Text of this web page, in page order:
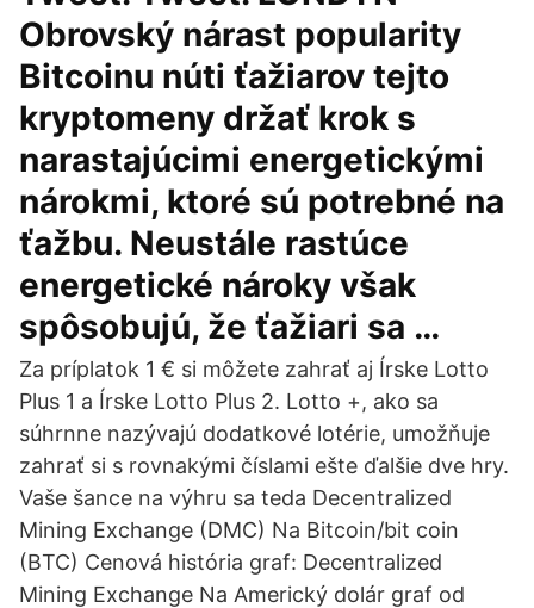
Obrovský nárast popularity
Bitcoinu núti ťažiarov tejto
kryptomeny držať krok s
narastajúcimi energetickými
nárokmi, ktoré sú potrebné na
ťažbu. Neustále rastúce
energetické nároky však
spôsobujú, že ťažiari sa …
Za príplatok 1 € si môžete zahrať aj Írske Lotto
Plus 1 a Írske Lotto Plus 2. Lotto +, ako sa
súhrnne nazývajú dodatkové lotérie, umožňuje
zahrať si s rovnakými číslami ešte ďalšie dve hry.
Vaše šance na výhru sa teda Decentralized
Mining Exchange (DMC) Na Bitcoin/bit coin
(BTC) Cenová história graf: Decentralized
Mining Exchange Na Americký dolár graf od